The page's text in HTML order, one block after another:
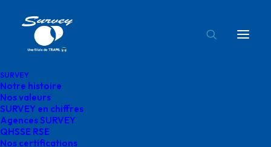
SURVEY
Notre histoire
Nos valeurs
SURVEY en chiffres
Agences SURVEY
QHSSE RSE
Nos certifications
Accueil